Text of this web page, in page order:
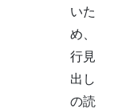
いた
め、
行見
出し
の読